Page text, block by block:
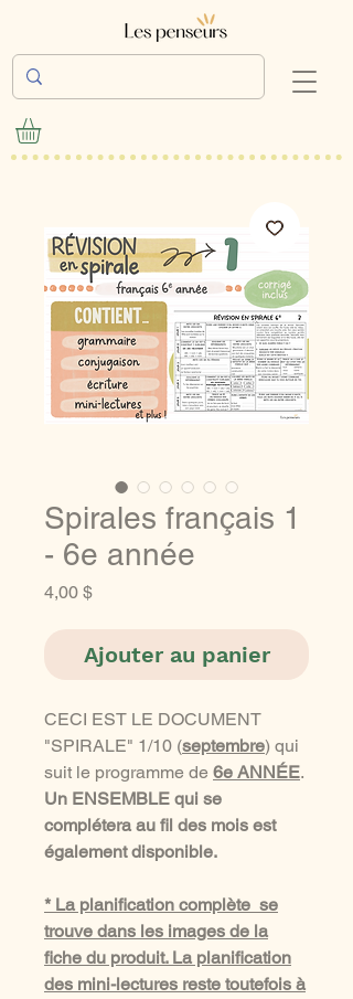
Spirales français 1
- 6e année
4,00 $Prix
Ajouter au panier
CECI EST LE DOCUMENT
"SPIRALE" 1/10 (septembre) qui
suit le programme de 6e ANNÉE.
Un ENSEMBLE qui se
complétera au fil des mois est
également disponible.
* La planification complète se
trouve dans les images de la
fiche du produit. La planification
des mini-lectures reste toutefois à